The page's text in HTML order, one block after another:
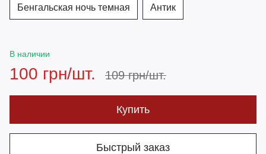
Бенгальская ночь темная Антик
В наличии
100 грн/шт. 109 грн/шт.
Купить
Быстрый заказ